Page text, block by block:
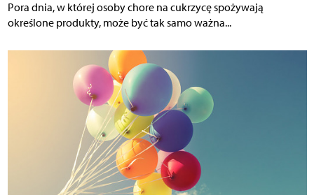
Pora dnia, w której osoby chore na cukrzycę spożywają
określone produkty, może być tak samo ważna...